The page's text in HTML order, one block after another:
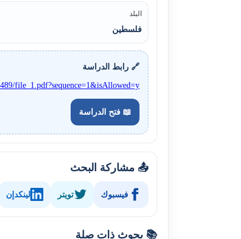
البلد
فلسطين
🔗 رابط الدراسة
file_1.pdf?sequence=1&isAllowed=y
📖 فتح الدراسة
📤 مشاركة البحث
فيسبوك تويتر لينكدإن
📚 بحوث ذات صلة